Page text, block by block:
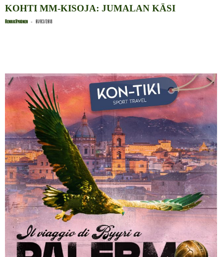
KOHTI MM-KISOJA: JUMALAN KÄSI
Henrik Hyvönen - 01/03/2018